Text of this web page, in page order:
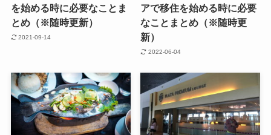
を始める時に必要なことま
とめ（※随時更新）
2021-09-14
アで移住を始める時に必要
なことまとめ（※随時更
新）
2022-06-04